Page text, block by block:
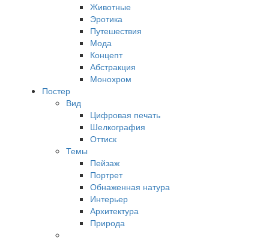
Животные
Эротика
Путешествия
Мода
Концепт
Абстракция
Монохром
Постер
Вид
Цифровая печать
Шелкография
Оттиск
Темы
Пейзаж
Портрет
Обнаженная натура
Интерьер
Архитектура
Природа